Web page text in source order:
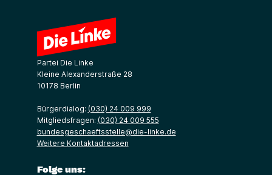
Partei Die Linke
Kleine Alexanderstraße 28
10178 Berlin
Bürgerdialog: (030) 24 009 999
Mitgliedsfragen: (030) 24 009 555
bundesgeschaeftsstelle@die-linke.de
Weitere Kontaktadressen
Folge uns: